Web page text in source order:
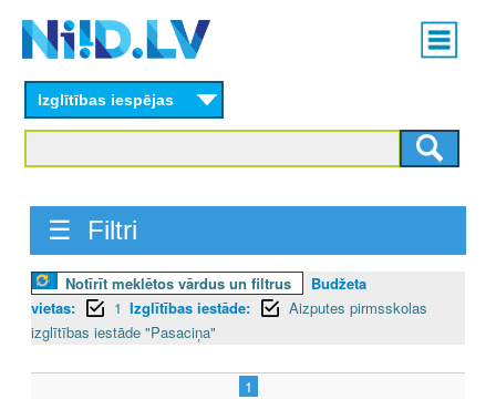
content
Main
menu
Izglītības iespējas
☰ Filtri
Notīrīt meklētos vārdus un filtrus
Budžeta
vietas:
1 Izglītības iestāde:
Aizputes pirmsskolas
izglītības iestāde "Pasaciņa"
1